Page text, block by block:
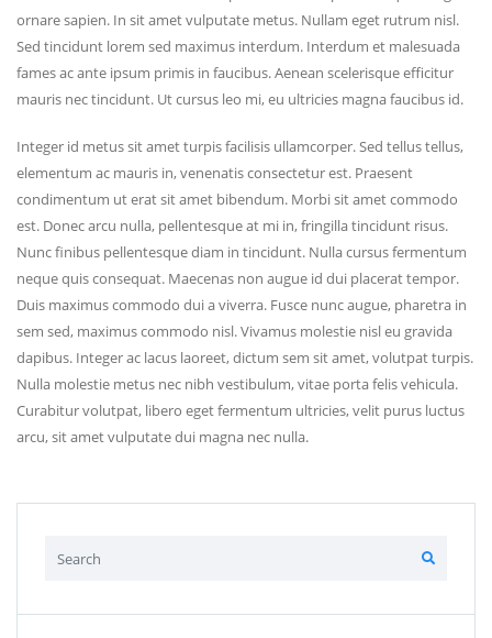
ornare sapien. In sit amet vulputate metus. Nullam eget rutrum nisl.
Sed tincidunt lorem sed maximus interdum. Interdum et malesuada
fames ac ante ipsum primis in faucibus. Aenean scelerisque efficitur
mauris nec tincidunt. Ut cursus leo mi, eu ultricies magna faucibus id.
Integer id metus sit amet turpis facilisis ullamcorper. Sed tellus tellus,
elementum ac mauris in, venenatis consectetur est. Praesent
condimentum ut erat sit amet bibendum. Morbi sit amet commodo
est. Donec arcu nulla, pellentesque at mi in, fringilla tincidunt risus.
Nunc finibus pellentesque diam in tincidunt. Nulla cursus fermentum
neque quis consequat. Maecenas non augue id dui placerat tempor.
Duis maximus commodo dui a viverra. Fusce nunc augue, pharetra in
sem sed, maximus commodo nisl. Vivamus molestie nisl eu gravida
dapibus. Integer ac lacus laoreet, dictum sem sit amet, volutpat turpis.
Nulla molestie metus nec nibh vestibulum, vitae porta felis vehicula.
Curabitur volutpat, libero eget fermentum ultricies, velit purus luctus
arcu, sit amet vulputate dui magna nec nulla.